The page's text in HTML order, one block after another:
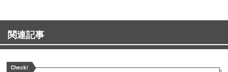
関連記事
Check!